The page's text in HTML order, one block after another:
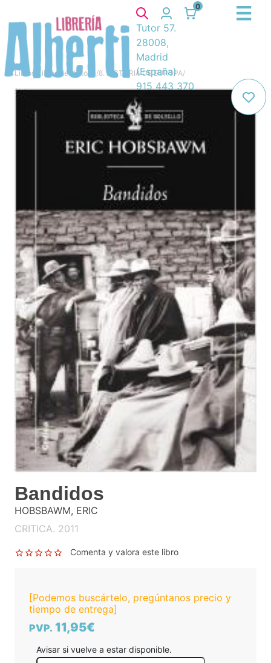
0
Tutor 57.
28008,
Madrid
(España)
915 443 370
Libros Libros de Historia /8. HISTORIA DE EUROPA/
Bandidos
HOBSBAWM, ERIC
CRITICA. 2011
Comenta y valora este libro
[Podemos buscártelo, pregúntanos precio y
tiempo de entrega]
PVP. 11,95€
Avisar si vuelve a estar disponible.